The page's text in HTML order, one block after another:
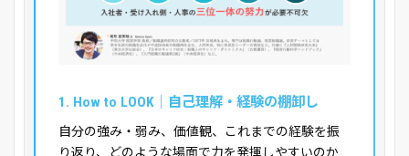
1. How to LOOK｜自己理解・経験の棚卸し
自分の強み・弱み、価値観、これまでの経験を振
り返り、どのような場面で力を発揮しやすいのか